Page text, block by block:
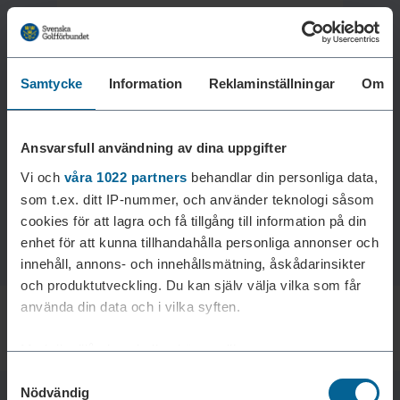
Samtycke Information Reklaminställningar Om
Ansvarsfull användning av dina uppgifter
Vi och våra 1022 partners behandlar din personliga data,
som t.ex. ditt IP-nummer, och använder teknologi såsom
cookies för att lagra och få tillgång till information på din
enhet för att kunna tillhandahålla personliga annonser och
innehåll, annons- och innehållsmätning, åskådarinsikter
och produktutveckling. Du kan själv välja vilka som får
använda din data och i vilka syften.
Med din tillåtelse skulle vi även vilja:
kan ha en noggrannhet på upp till flera meter
Nödvändig
Laddar reklam...